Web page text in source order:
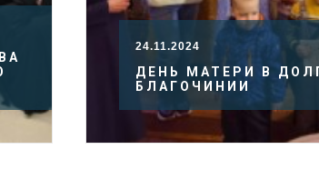
24.11.2024
ДЕНЬ МАТЕРИ В
БЛАГОЧИНИИ